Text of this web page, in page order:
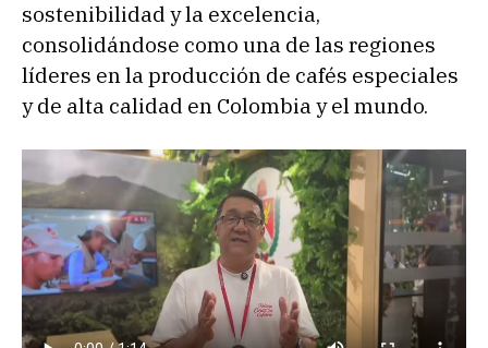
sostenibilidad y la excelencia,
consolidándose como una de las regiones
líderes en la producción de cafés especiales
y de alta calidad en Colombia y el mundo.